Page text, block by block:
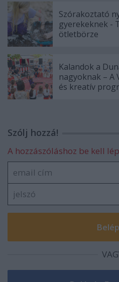
Szórakoztató
gyerekeknek -
ötletbörze
Kalandok a
nagyoknak – A
és kreatív
Szólj hozzá!
A hozzászóláshoz be kell